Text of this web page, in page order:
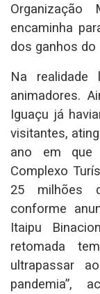
encaminha
dos ganhos do
Na realidade
animadores.
Iguaçu já
visitantes,
ano em que
Complexo
25 milhões
conforme
Itaipu
retomada
ultrapassar
pandemia”,